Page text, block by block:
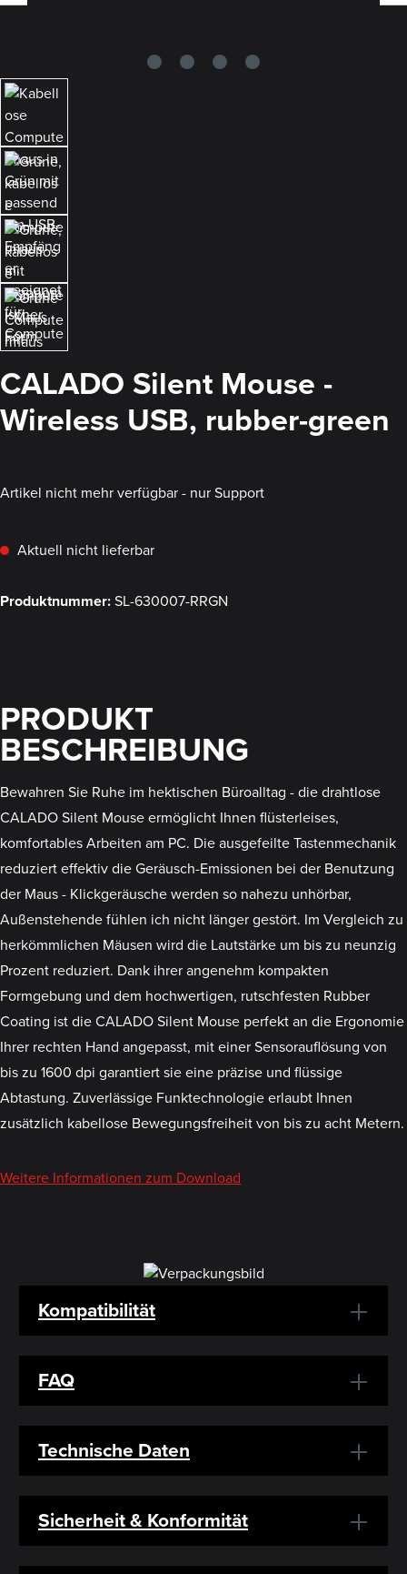
CALADO Silent Mouse -
Wireless USB, rubber-green
Artikel nicht mehr verfügbar - nur Support
Aktuell nicht lieferbar
Produktnummer:SL-630007-RRGN
PRODUKT
BESCHREIBUNG
Bewahren Sie Ruhe im hektischen Büroalltag - die drahtlose
CALADO Silent Mouse ermöglicht Ihnen flüsterleises,
komfortables Arbeiten am PC. Die ausgefeilte Tastenmechanik
reduziert effektiv die Geräusch-Emissionen bei der Benutzung
der Maus - Klickgeräusche werden so nahezu unhörbar,
Außenstehende fühlen ich nicht länger gestört. Im Vergleich zu
herkömmlichen Mäusen wird die Lautstärke um bis zu neunzig
Prozent reduziert. Dank ihrer angenehm kompakten
Formgebung und dem hochwertigen, rutschfesten Rubber
Coating ist die CALADO Silent Mouse perfekt an die Ergonomie
Ihrer rechten Hand angepasst, mit einer Sensorauflösung von
bis zu 1600 dpi garantiert sie eine präzise und flüssige
Abtastung. Zuverlässige Funktechnologie erlaubt Ihnen
zusätzlich kabellose Bewegungsfreiheit von bis zu acht Metern.
Weitere Informationen zum Download
Kompatibilität
FAQ
Technische Daten
Sicherheit & Konformität